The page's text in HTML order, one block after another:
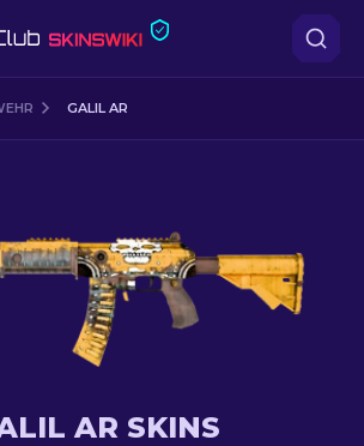
GALIL AR
AR SKINS